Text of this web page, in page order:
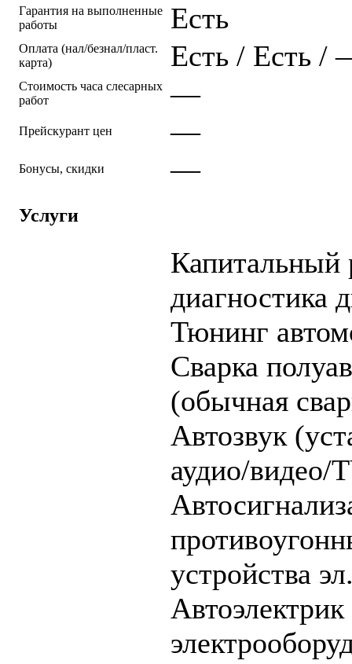
Гарантия на выполненные
работы
Есть
Оплата (нал/безнал/пласт.
карта)
Есть / Есть /
Стоимость часа слесарных
работ
—
Прейскурант цен —
Бонусы, скидки —
Услуги
Капитальный
диагностика
Тюнинг
Cварка
(обычная
Автозвук
аудио/видео/
устройства